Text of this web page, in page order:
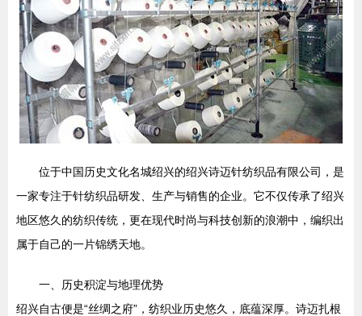
位于中国历史文化名城绍兴的绍兴诗迈针纺织品有限公司，是
一家专注于针纺织品研发、生产与销售的企业。它不仅传承了绍兴
地区悠久的纺织传统，更在现代时尚与科技创新的浪潮中，编织出
属于自己的一片锦绣天地。
一、历史积淀与地理优势
绍兴自古便是“丝绸之府”，纺织业历史悠久，底蕴深厚。诗迈扎根